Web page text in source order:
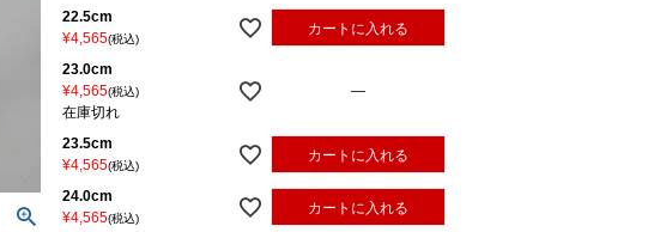
22.5cm
¥4,565 税込
カートに入れる
23.0cm
¥4,565 税込
在庫切れ
—
23.5cm
¥4,565 税込
カートに入れる
24.0cm
¥4,565 税込
カートに入れる